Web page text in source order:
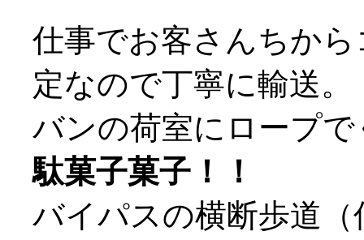
仕事でお客さんちか
定なので丁寧に輸送。
バンの荷室にロープ
駄菓子菓子！！
バイパスの横断歩道